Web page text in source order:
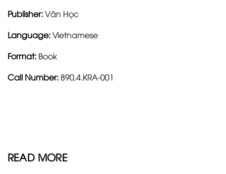
Publisher:Văn Học
Language:Vietnamese
Format: Book
Call Number:890,4.KRA-001
READ MORE